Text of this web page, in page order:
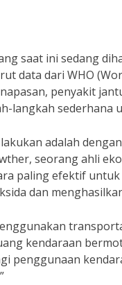
saat ini sedang
data dari WHO
penyakit
langkah sederhana
adalah
seorang ahli
paling efektif
dan
kendaraan
penggunaan